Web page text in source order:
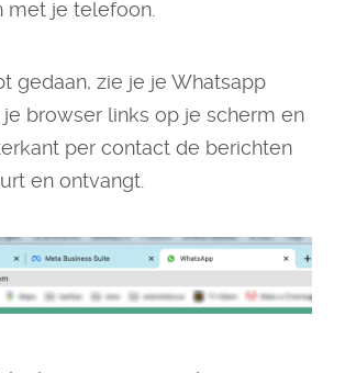
met je telefoon.
gedaan, zie je je Whatsapp
browser links op je scherm en
per contact de berichten
en ontvangt.